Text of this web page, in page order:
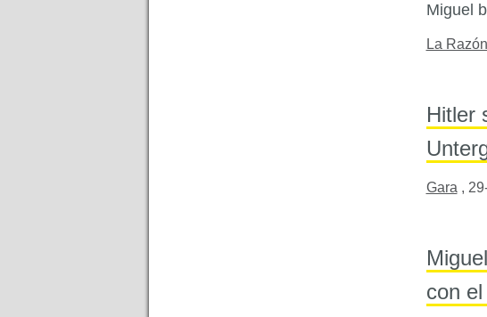
Miguel
La Razón
Hitler
Gara ,
con